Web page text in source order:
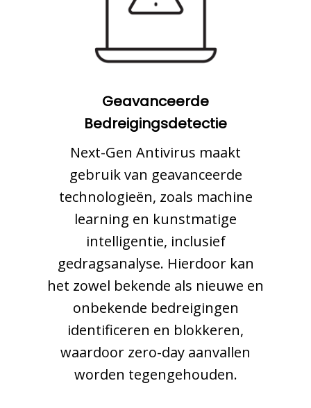
Geavanceerde
Bedreigingsdetectie
Next-Gen Antivirus maakt
gebruik van geavanceerde
technologieën, zoals machine
learning en kunstmatige
intelligentie, inclusief
gedragsanalyse. Hierdoor kan
het zowel bekende als nieuwe en
onbekende bedreigingen
identificeren en blokkeren,
waardoor zero-day aanvallen
worden tegengehouden.